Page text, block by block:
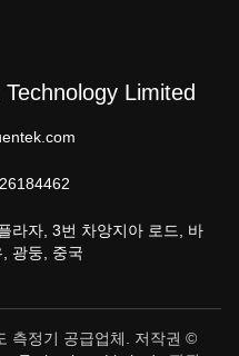
Limited
라자, 3번 차앙지아 로드, 바
광둥, 중국
측정기 공급업체. 저작권 ©